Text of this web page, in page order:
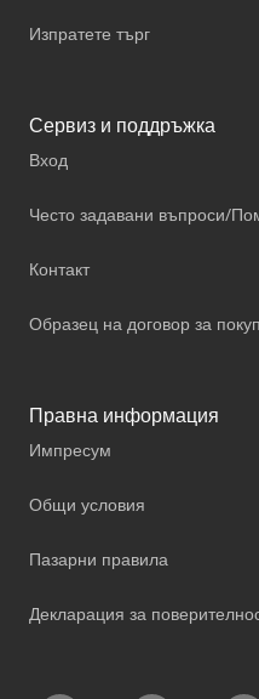
Изпратете търг
Сервиз и поддръжка
Вход
Често задавани въпроси/
Контакт
Образец на договор за
Правна информация
Импресум
Общи условия
Пазарни правила
Декларация за